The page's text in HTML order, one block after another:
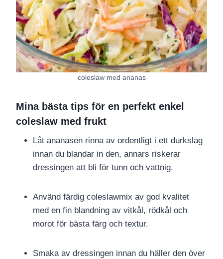
coleslaw med ananas
Mina bästa tips för en perfekt enkel
coleslaw med frukt
Låt ananasen rinna av ordentligt i ett durkslag
innan du blandar in den, annars riskerar
dressingen att bli för tunn och vattnig.
Använd färdig coleslawmix av god kvalitet
med en fin blandning av vitkål, rödkål och
morot för bästa färg och textur.
Smaka av dressingen innan du häller den över